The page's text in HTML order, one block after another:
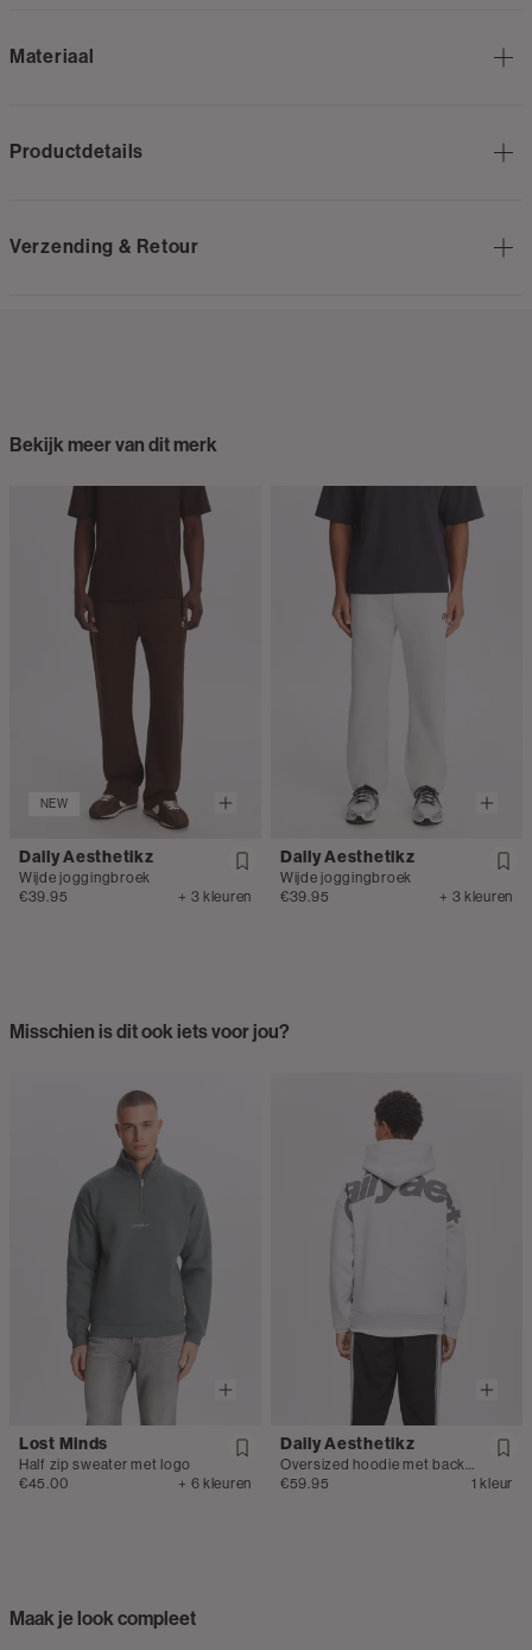
Materiaal
Productdetails
Verzending & Retour
Bekijk meer van dit merk
NEW
Daily Aesthetikz
Wijde joggingbroek
€39.95
+ 3 kleuren
Daily Aesthetikz
Wijde joggingbroek
€39.95
+ 3 kleuren
Misschien is dit ook iets voor jou?
Lost Minds
Half zip sweater met logo
€45.00
+ 6 kleuren
Daily Aesthetikz
€59.95
1 kleur
Maak je look compleet